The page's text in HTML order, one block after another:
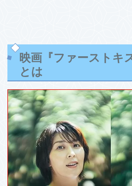
映画『ファーストキ
とは